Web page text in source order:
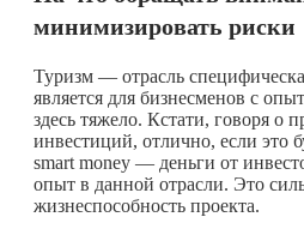
минимизировать риски
Туризм — отрасль
является для бизнесменов с
здесь тяжело. Кстати, говоря о
инвестиций, отлично, если это
smart money — деньги от
опыт в данной отрасли. Это
жизнеспособность проекта.